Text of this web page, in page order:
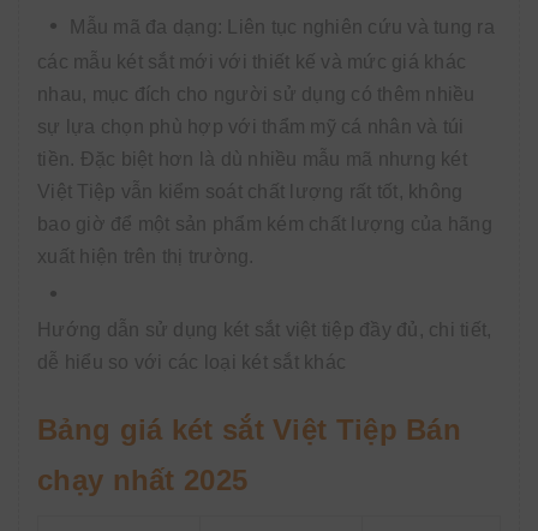
Mẫu mã đa dạng: Liên tục nghiên cứu và tung ra
các mẫu két sắt mới với thiết kế và mức giá khác
nhau, mục đích cho người sử dụng có thêm nhiều
sự lựa chọn phù hợp với thẩm mỹ cá nhân và túi
tiền. Đặc biệt hơn là dù nhiều mẫu mã nhưng két
Việt Tiệp vẫn kiểm soát chất lượng rất tốt, không
bao giờ để một sản phẩm kém chất lượng của hãng
xuất hiện trên thị trường.
Hướng dẫn sử dụng két sắt việt tiệp đầy đủ, chi tiết,
dễ hiểu so với các loại két sắt khác
Bảng giá két sắt Việt Tiệp Bán
chạy nhất 2025